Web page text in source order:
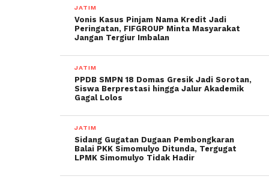
JATIM
Vonis Kasus Pinjam Nama Kredit Jadi
Peringatan, FIFGROUP Minta Masyarakat
Jangan Tergiur Imbalan
JATIM
PPDB SMPN 18 Domas Gresik Jadi Sorotan,
Siswa Berprestasi hingga Jalur Akademik
Gagal Lolos
JATIM
Sidang Gugatan Dugaan Pembongkaran
Balai PKK Simomulyo Ditunda, Tergugat
LPMK Simomulyo Tidak Hadir